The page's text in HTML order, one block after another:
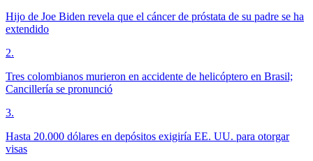
Hijo de Joe Biden revela que el cáncer de próstata de su padre se ha
extendido
2.
Tres colombianos murieron en accidente de helicóptero en Brasil;
Cancillería se pronunció
3.
Hasta 20.000 dólares en depósitos exigiría EE. UU. para otorgar
visas